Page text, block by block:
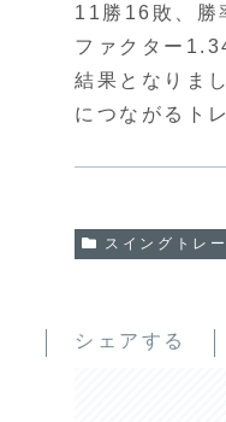
11勝16敗、勝
ファクター
結果となりま
につながるト
スイングトレ
シェアする